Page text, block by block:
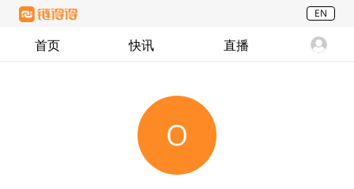
EN
首页 快讯 直播
O